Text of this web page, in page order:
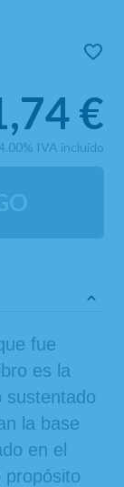
€
IVA incluido
fue
es la
sustentado
la base
en el
propósito